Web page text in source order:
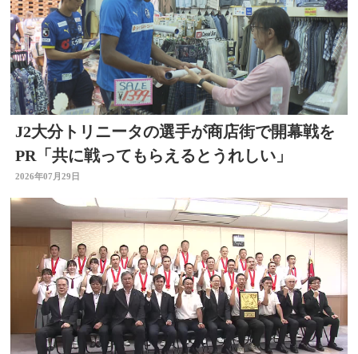
J2大分トリニータの選手が商店街で開幕戦を
PR「共に戦ってもらえるとうれしい」
2026年07月29日